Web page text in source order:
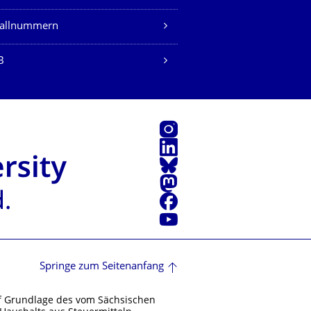
Instagram
LinkedIn
Bluesky
Mastodon
Facebook
Youtube
Springe zum Seitenanfang
des vom Sächsischen